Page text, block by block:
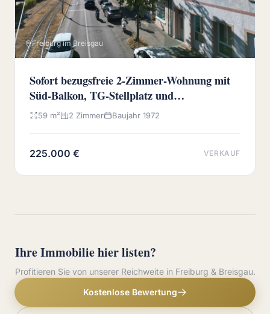
Freiburg im Breisgau
Sofort bezugsfreie 2-Zimmer-Wohnung mit
Süd-Balkon, TG-Stellplatz und
Wochenmarkt vor der Haustür
59 m² 2 Zimmer Baujahr 1972
225.000 € VERKAUF
Ihre Immobilie hier listen?
Profitieren Sie von unserer Reichweite in Freiburg & Breisgau.
Kostenlose Bewertung